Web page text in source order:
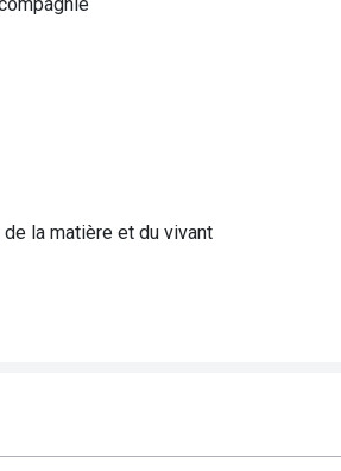
la matière et du vivant